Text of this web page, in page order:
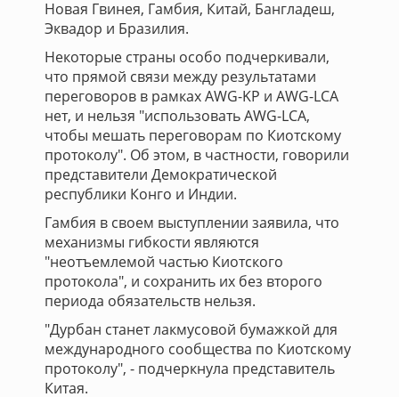
Новая Гвинея, Гамбия, Китай, Бангладеш,
Эквадор и Бразилия.
Некоторые страны особо подчеркивали,
что прямой связи между результатами
переговоров в рамках AWG-KP и AWG-LCA
нет, и нельзя "использовать AWG-LCA,
чтобы мешать переговорам по Киотскому
протоколу". Об этом, в частности, говорили
представители Демократической
республики Конго и Индии.
Гамбия в своем выступлении заявила, что
механизмы гибкости являются
"неотъемлемой частью Киотского
протокола", и сохранить их без второго
периода обязательств нельзя.
"Дурбан станет лакмусовой бумажкой для
международного сообщества по Киотскому
протоколу", - подчеркнула представитель
Китая.